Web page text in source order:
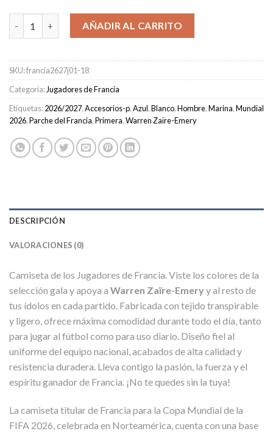
Camiseta Francia Primera Equipación Hombre 2026/2027 -
AÑADIR AL CARRITO
SKU:francia2627j01-18
Categoría:Jugadores de Francia
Etiquetas:2026/2027,Accesorios-p,Azul,Blanco,Hombre,Marina,Mundial
2026,Parche del Francia,Primera,Warren Zaïre-Emery
DESCRIPCIÓN
VALORACIONES (0)
Camiseta de los Jugadores de Francia. Viste los colores de la
selección gala y apoya a Warren Zaïre-Emeryy al resto de
tus ídolos en cada partido. Fabricada con tejido transpirable
y ligero, ofrece máxima comodidad durante todo el día, tanto
para jugar al fútbol como para uso diario. Diseño fiel al
uniforme del equipo nacional, acabados de alta calidad y
resistencia duradera. Lleva contigo la pasión, la fuerza y el
espíritu ganador de Francia. ¡No te quedes sin la tuya!
La camiseta titular de Francia para la Copa Mundial de la
FIFA 2026, celebrada en Norteamérica, cuenta con una base